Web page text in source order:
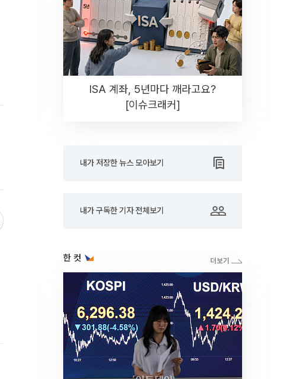
ISA 계좌, 5년마다 깨라고요?
[이슈크래커]
내가 저장한 뉴스 모아보기
내가 구독한 기자 전체보기
한 컷